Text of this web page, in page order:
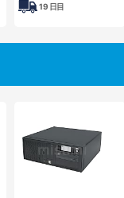
19 日目